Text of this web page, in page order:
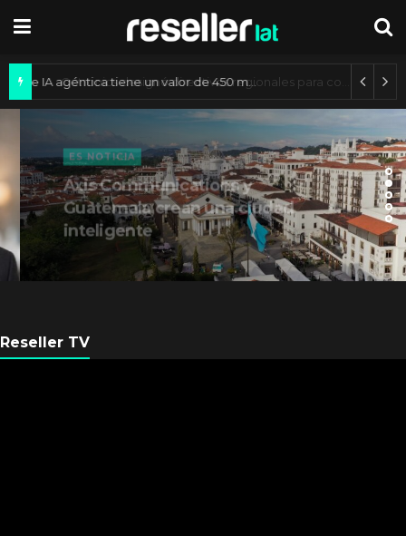
Mercado de IA agéntica tiene un valor de 450 mil millones de dólares
ES NOTICIA
Axis Communications y
Guatemala crean una ciudad
inteligente
Reseller TV